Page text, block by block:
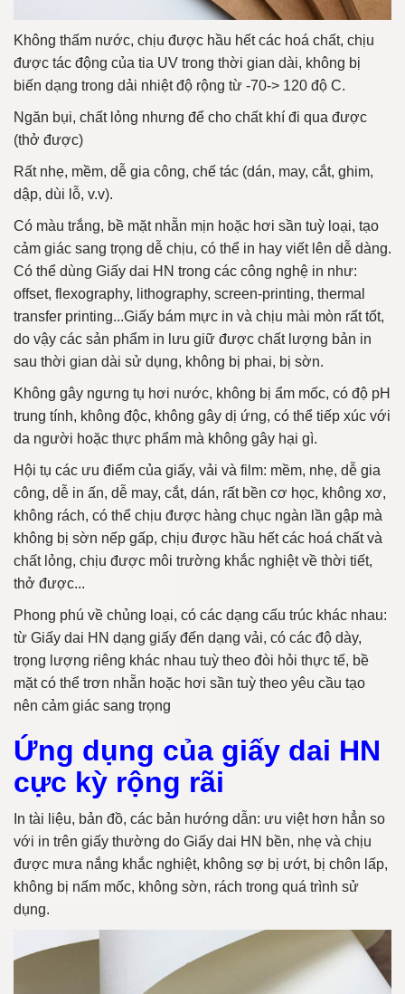
Không thấm nước, chịu được hầu hết các hoá chất, chịu
được tác động của tia UV trong thời gian dài, không bị
biến dạng trong dải nhiệt độ rộng từ -70-> 120 độ C.
Ngăn bụi, chất lỏng nhưng để cho chất khí đi qua được
(thở được)
Rất nhẹ, mềm, dễ gia công, chế tác (dán, may, cắt, ghim,
dập, dùi lỗ, v.v).
Có màu trắng, bề mặt nhẵn mịn hoặc hơi sần tuỳ loại, tạo
cảm giác sang trọng dễ chịu, có thể in hay viết lên dễ dàng.
Có thể dùng Giấy dai HN trong các công nghệ in như:
offset, flexography, lithography, screen-printing, thermal
transfer printing...Giấy bám mực in và chịu mài mòn rất tốt,
do vậy các sản phẩm in lưu giữ được chất lượng bản in
sau thời gian dài sử dụng, không bị phai, bị sờn.
Không gây ngưng tụ hơi nước, không bị ẩm mốc, có độ pH
trung tính, không độc, không gây dị ứng, có thể tiếp xúc với
da người hoặc thực phẩm mà không gây hại gì.
Hội tụ các ưu điểm của giấy, vải và film: mềm, nhẹ, dễ gia
công, dễ in ấn, dễ may, cắt, dán, rất bền cơ học, không xơ,
không rách, có thể chịu được hàng chục ngàn lần gập mà
không bị sờn nếp gấp, chịu được hầu hết các hoá chất và
chất lỏng, chịu được môi trường khắc nghiệt về thời tiết,
thở được...
Phong phú về chủng loại, có các dạng cấu trúc khác nhau:
từ Giấy dai HN dạng giấy đến dạng vải, có các độ dày,
trọng lượng riêng khác nhau tuỳ theo đòi hỏi thực tế, bề
mặt có thể trơn nhẵn hoặc hơi sần tuỳ theo yêu cầu tạo
nên cảm giác sang trọng
Ứng dụng của giấy dai HN
cực kỳ rộng rãi
In tài liệu, bản đồ, các bản hướng dẫn: ưu việt hơn hẳn so
với in trên giấy thường do Giấy dai HN bền, nhẹ và chịu
được mưa nắng khắc nghiệt, không sợ bị ướt, bị chôn lấp,
không bị nấm mốc, không sờn, rách trong quá trình sử
dụng.